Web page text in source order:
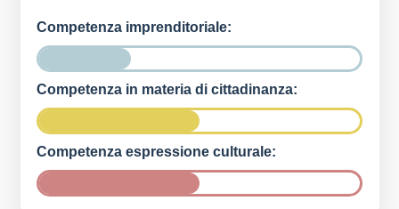
Competenza imprenditoriale:
Competenza in materia di cittadinanza:
Competenza espressione culturale: